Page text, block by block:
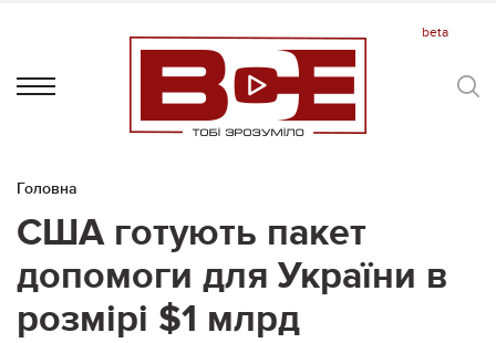
Головна
США готують пакет
допомоги для України в
розмірі $1 млрд